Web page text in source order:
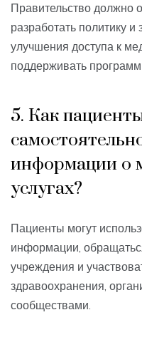
Правительство должно
разработать политику и
улучшения доступа к
поддерживать
5. Как
информации о
услугах?
Пациенты могут
информации,
учреждения и
здравоохранения,
сообществами.